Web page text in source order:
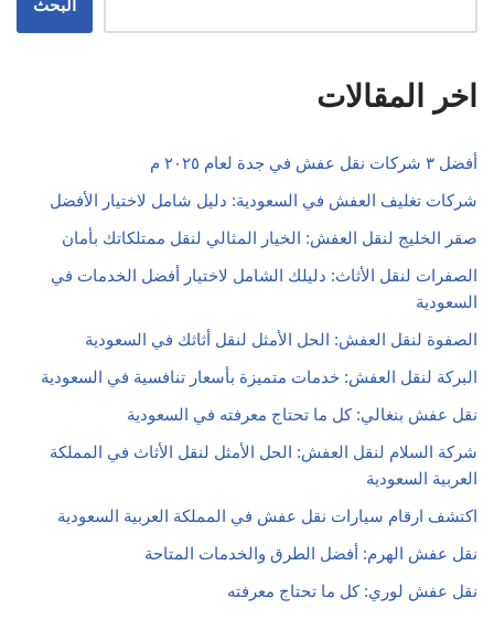
البحث
اخر المقالات
أفضل ٣ شركات نقل عفش في جدة لعام ٢٠٢٥ م
شركات تغليف العفش في السعودية: دليل شامل لاختيار الأفضل
صقر الخليج لنقل العفش: الخيار المثالي لنقل ممتلكاتك بأمان
الصفرات لنقل الأثاث: دليلك الشامل لاختيار أفضل الخدمات في
السعودية
الصفوة لنقل العفش: الحل الأمثل لنقل أثاثك في السعودية
البركة لنقل العفش: خدمات متميزة بأسعار تنافسية في السعودية
نقل عفش بنغالي: كل ما تحتاج معرفته في السعودية
شركة السلام لنقل العفش: الحل الأمثل لنقل الأثاث في المملكة
العربية السعودية
اكتشف ارقام سيارات نقل عفش في المملكة العربية السعودية
نقل عفش الهرم: أفضل الطرق والخدمات المتاحة
نقل عفش لوري: كل ما تحتاج معرفته